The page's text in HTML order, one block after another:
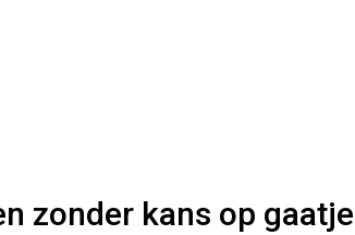
zonder kans op